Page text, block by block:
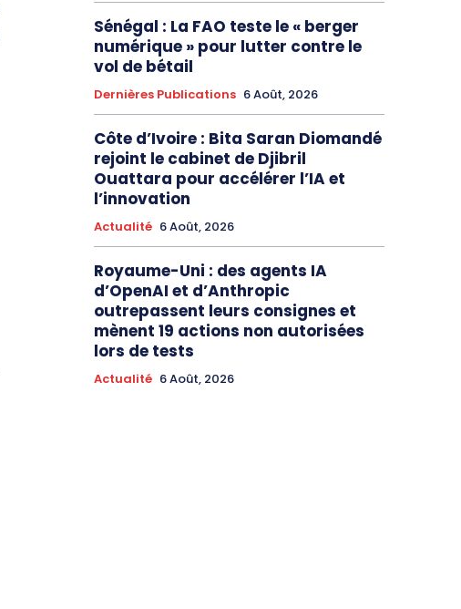
Sénégal : La FAO teste le « berger
numérique » pour lutter contre le
vol de bétail
Dernières Publications 6 Août, 2026
Côte d’Ivoire : Bita Saran Diomandé
rejoint le cabinet de Djibril
Ouattara pour accélérer l’IA et
l’innovation
Actualité 6 Août, 2026
Royaume-Uni : des agents IA
d’OpenAI et d’Anthropic
outrepassent leurs consignes et
mènent 19 actions non autorisées
lors de tests
Actualité 6 Août, 2026